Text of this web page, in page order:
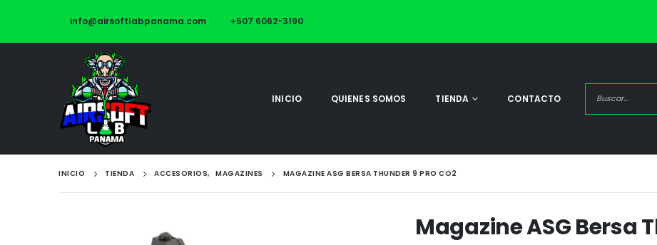
info@airsoftlabpanama.com +507 6062-3190
INICIO QUIENES SOMOS TIENDA CONTACTO
INICIO TIENDA ACCESORIOS, MAGAZINES MAGAZINE ASG BERSA THUNDER 9 PRO CO2
Magazine ASG Bersa